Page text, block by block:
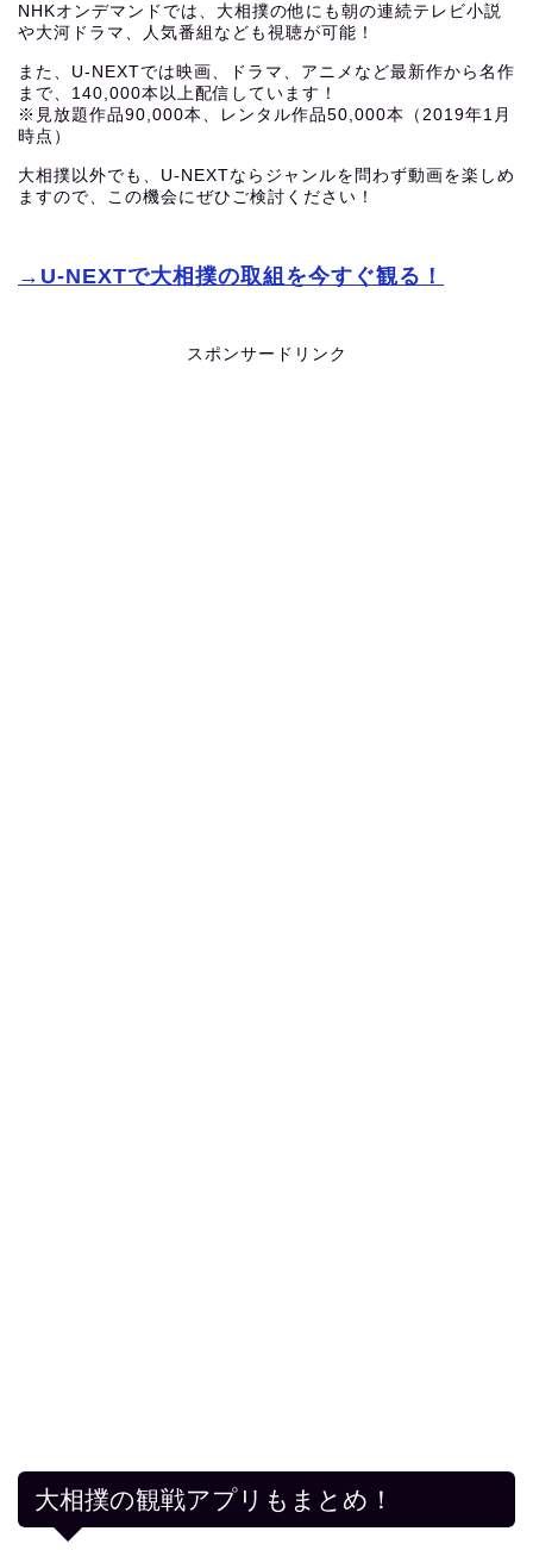
NHKオンデマンドでは、大相撲の他にも朝の連続テレビ小説
や大河ドラマ、人気番組なども視聴が可能！
また、U-NEXTでは映画、ドラマ、アニメなど最新作から名作
まで、140,000本以上配信しています！
※見放題作品90,000本、レンタル作品50,000本（2019年1月
時点）
大相撲以外でも、U-NEXTならジャンルを問わず動画を楽しめ
ますので、この機会にぜひご検討ください！
→U-NEXTで大相撲の取組を今すぐ観る！
スポンサードリンク
大相撲の観戦アプリもまとめ！